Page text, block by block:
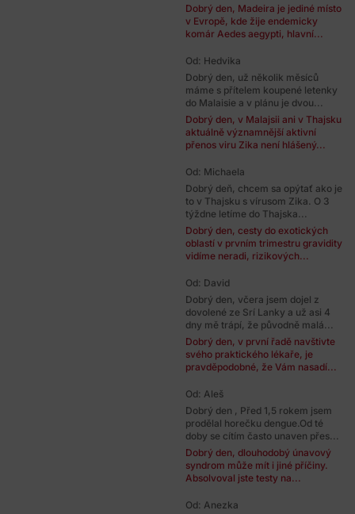
Dobrý den, Madeira je jediné místo
v Evropě, kde žije endemicky
komár Aedes aegypti, hlavní...
Od: Hedvika
Dobrý den, už několik měsíců
máme s přítelem koupené letenky
do Malaisie a v plánu je dvou...
Dobrý den, v Malajsii ani v Thajsku
aktuálně významnější aktivní
přenos viru Zika není hlášený...
Od: Michaela
Dobrý deň, chcem sa opýtať ako je
to v Thajsku s vírusom Zika. O 3
týždne letíme do Thajska...
Dobrý den, cesty do exotických
oblastí v prvním trimestru gravidity
vidíme neradi, rizikových...
Od: David
Dobrý den, včera jsem dojel z
dovolené ze Srí Lanky a už asi 4
dny mě trápí, že původně malá...
Dobrý den, v první řadě navštivte
svého praktického lékaře, je
pravděpodobné, že Vám nasadí...
Od: Aleš
Dobrý den , Před 1,5 rokem jsem
prodělal horečku dengue.Od té
doby se cítím často unaven přes...
Dobrý den, dlouhodobý únavový
syndrom může mít i jiné příčiny.
Absolvoval jste testy na...
Od: Anezka